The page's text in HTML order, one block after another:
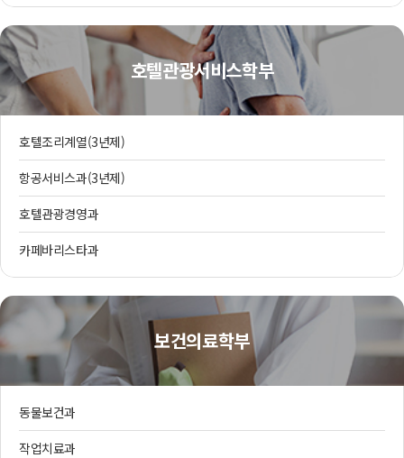
호텔관광서비스학부
호텔조리계열(3년제)
항공서비스과(3년제)
호텔관광경영과
카페바리스타과
보건의료학부
동물보건과
작업치료과